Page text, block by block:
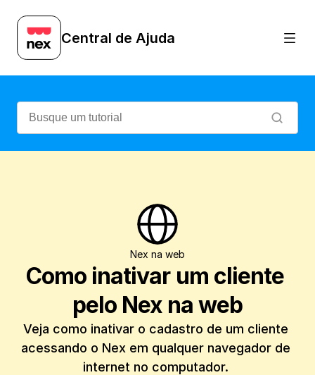
Central de Ajuda
Nex na web
Como inativar um cliente
pelo Nex na web
Veja como inativar o cadastro de um cliente
acessando o Nex em qualquer navegador de
internet no computador.